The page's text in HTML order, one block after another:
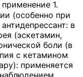
1.
(особенно при
в
(эскетамин,
боли (в
с кетамином
применяется